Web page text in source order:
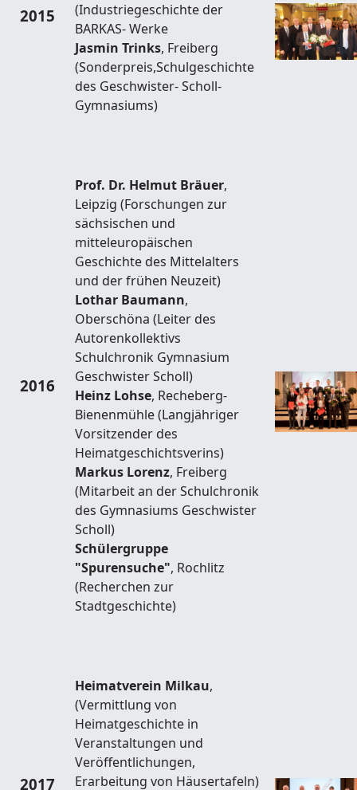
2015
(Industriegeschichte der
BARKAS- Werke
Jasmin Trinks, Freiberg
(Sonderpreis,Schulgeschichte
des Geschwister- Scholl-
Gymnasiums)
2016
Prof. Dr. Helmut Bräuer,
Leipzig (Forschungen zur
sächsischen und
mitteleuropäischen
Geschichte des Mittelalters
und der frühen Neuzeit)
Lothar Baumann,
Oberschöna (Leiter des
Autorenkollektivs
Schulchronik Gymnasium
Geschwister Scholl)
Heinz Lohse, Recheberg-
Bienenmühle (Langjähriger
Vorsitzender des
Heimatgeschichtsverins)
Markus Lorenz, Freiberg
(Mitarbeit an der Schulchronik
des Gymnasiums Geschwister
Scholl)
Schülergruppe
"Spurensuche", Rochlitz
(Recherchen zur
Stadtgeschichte)
2017
Heimatverein Milkau,
(Vermittlung von
Heimatgeschichte in
Veranstaltungen und
Veröffentlichungen,
Erarbeitung von Häusertafeln)